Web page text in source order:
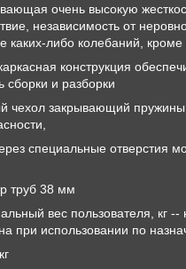
очень высокую
независимость от
каких-либо колебаний, кроме
конструкция
сборки и разборки
чехол закрывающий пружины
специальные отверстия
труб 38 мм
вес пользователя, кг --
при использовании по